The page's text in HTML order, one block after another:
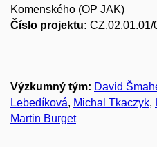
Komenského (OP JAK)
Číslo projektu:
Výzkumný tým: David
Lebedíková, Michal Tkaczyk,
Martin Burget